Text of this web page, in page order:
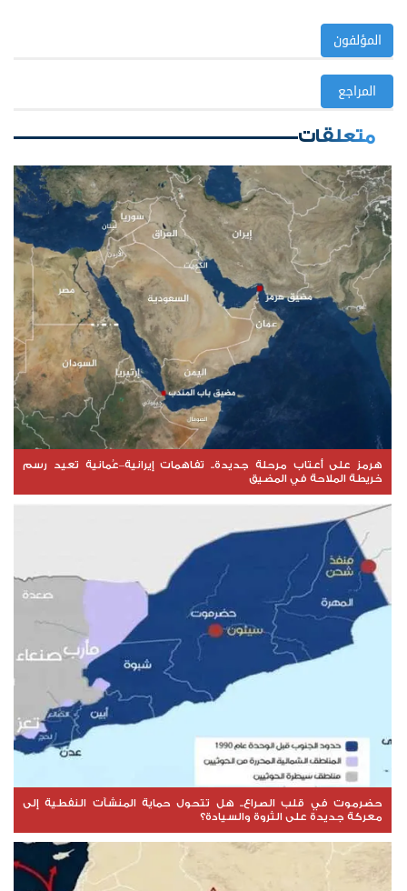
المؤلفون
المراجع
متعلقات
هرمز على أعتاب مرحلة جديدة.. تفاهمات إيرانية–عُمانية تعيد رسم
خريطة الملاحة في المضيق
حضرموت في قلب الصراع.. هل تتحول حماية المنشآت النفطية إلى
معركة جديدة على الثروة والسيادة؟